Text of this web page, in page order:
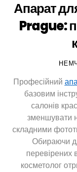
Апарат
Prague:
Професійний
базовим
салонів
зменшувати
складними
Обираючи
перевірених
косметолог